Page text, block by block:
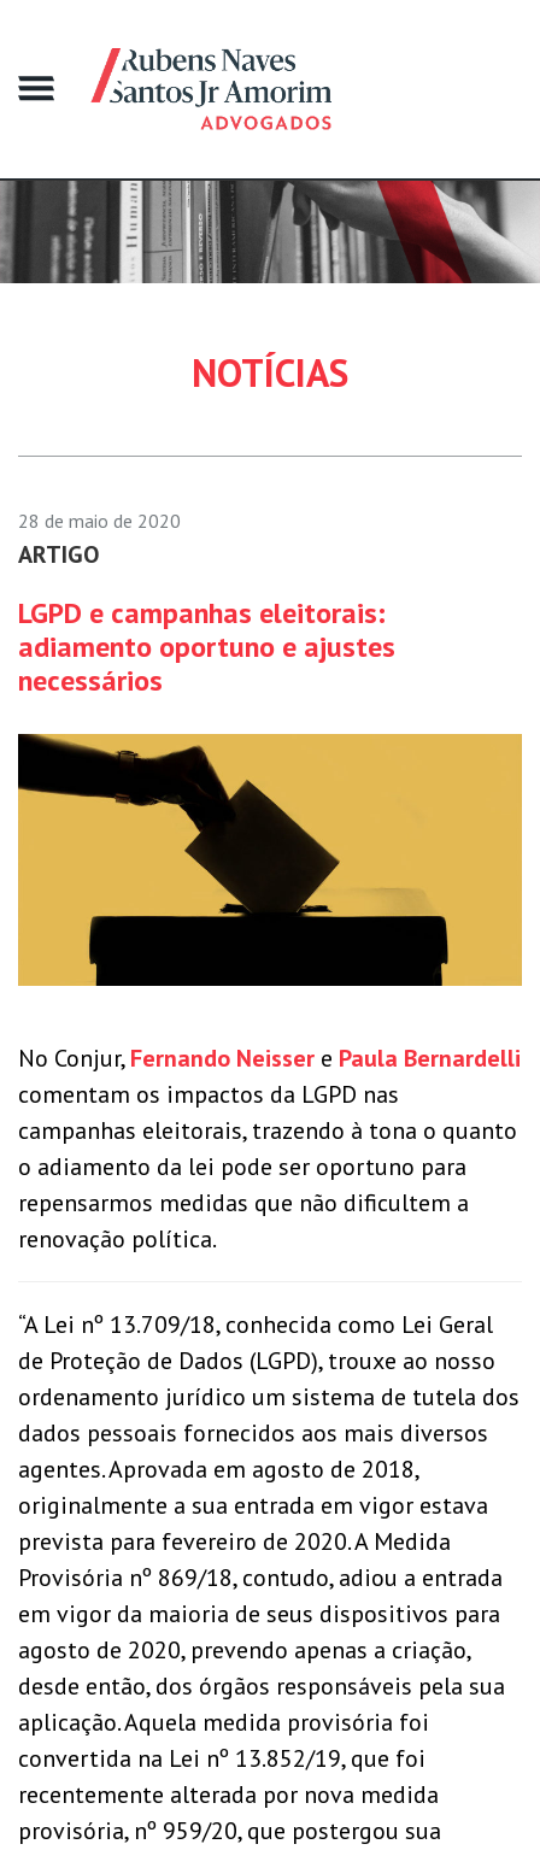
NOTÍCIAS
28 de maio de 2020
ARTIGO
LGPD e campanhas eleitorais:
adiamento oportuno e ajustes
necessários
No Conjur,Fernando Neisser e Paula Bernardelli
comentam os impactos da LGPD nas
campanhas eleitorais, trazendo à tona o quanto
o adiamento da lei pode ser oportuno para
repensarmos medidas que não dificultem a
renovação política.
“A Lei nº 13.709/18, conhecida como Lei Geral
de Proteção de Dados (LGPD), trouxe ao nosso
ordenamento jurídico um sistema de tutela dos
dados pessoais fornecidos aos mais diversos
agentes. Aprovada em agosto de 2018,
originalmente a sua entrada em vigor estava
prevista para fevereiro de 2020. A Medida
Provisória nº 869/18, contudo, adiou a entrada
em vigor da maioria de seus dispositivos para
agosto de 2020, prevendo apenas a criação,
desde então, dos órgãos responsáveis pela sua
aplicação. Aquela medida provisória foi
convertida na Lei nº 13.852/19, que foi
recentemente alterada por nova medida
provisória, nº 959/20, que postergou sua